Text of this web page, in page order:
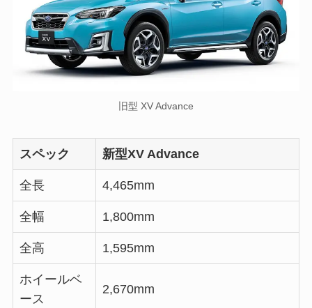
旧型 XV Advance
スペック 新型XV Advance
全長 4,465mm
全幅 1,800mm
全高 1,595mm
ホイールベ
ース
2,670mm